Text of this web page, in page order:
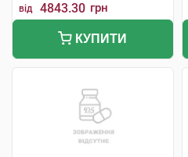
від 4843.30 грн
КУПИТИ